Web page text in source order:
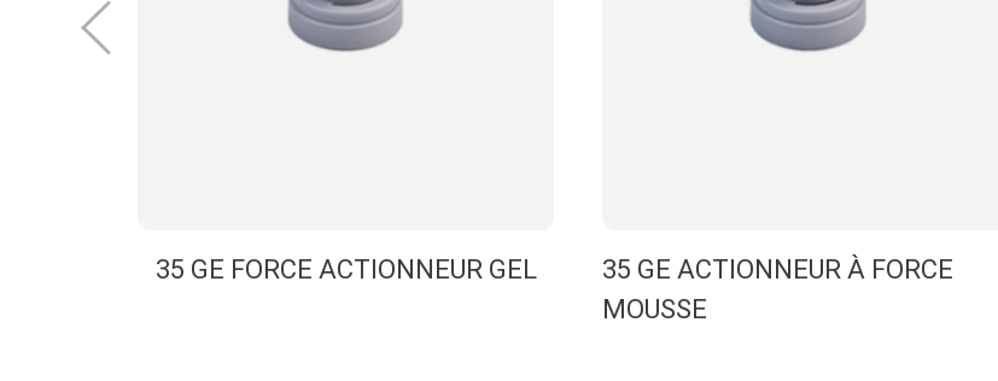
35 GE FORCE ACTIONNEUR GEL
35 GE ACTIONNEUR À FORCE
MOUSSE